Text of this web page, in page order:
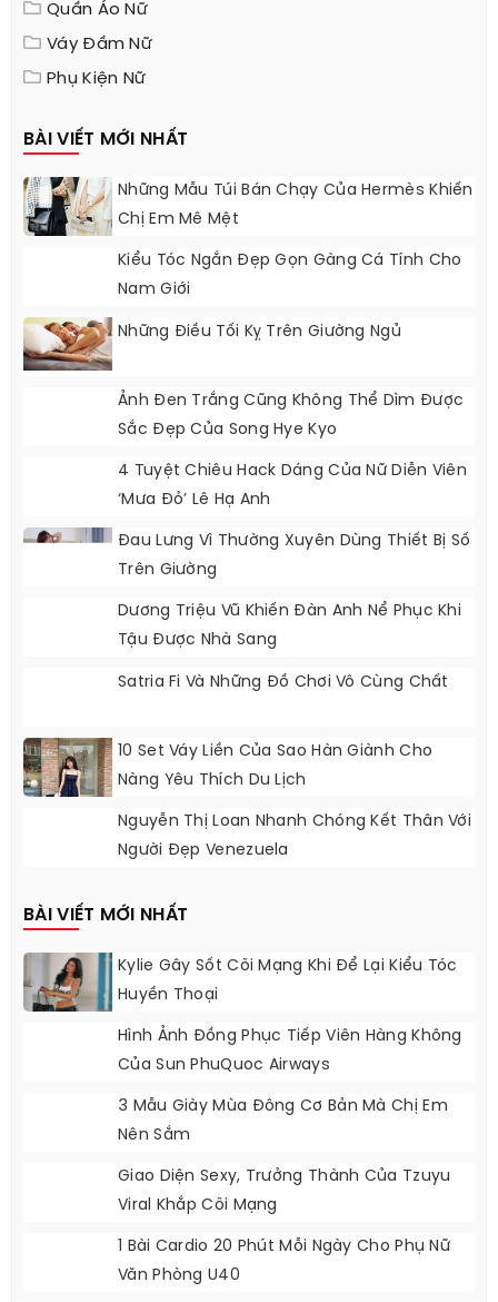
Quần Áo Nữ
Váy Đầm Nữ
Phụ Kiện Nữ
BÀI VIẾT MỚI NHẤT
Những Mẫu Túi Bán Chạy Của Hermès Khiến
Chị Em Mê Mệt
Kiểu Tóc Ngắn Đẹp Gọn Gàng Cá Tính Cho
Nam Giới
Những Điều Tối Kỵ Trên Giường Ngủ
Ảnh Đen Trắng Cũng Không Thể Dìm Được
Sắc Đẹp Của Song Hye Kyo
4 Tuyệt Chiêu Hack Dáng Của Nữ Diễn Viên
‘Mưa Đỏ’ Lê Hạ Anh
Đau Lưng Vì Thường Xuyên Dùng Thiết Bị Số
Trên Giường
Dương Triệu Vũ Khiến Đàn Anh Nể Phục Khi
Tậu Được Nhà Sang
Satria Fi Và Những Đồ Chơi Vô Cùng Chất
10 Set Váy Liền Của Sao Hàn Giành Cho
Nàng Yêu Thích Du Lịch
Nguyễn Thị Loan Nhanh Chóng Kết Thân Với
Người Đẹp Venezuela
BÀI VIẾT MỚI NHẤT
Kylie Gây Sốt Cõi Mạng Khi Để Lại Kiểu Tóc
Huyền Thoại
Hình Ảnh Đồng Phục Tiếp Viên Hàng Không
Của Sun PhuQuoc Airways
3 Mẫu Giày Mùa Đông Cơ Bản Mà Chị Em
Nên Sắm
Giao Diện Sexy, Trưởng Thành Của Tzuyu
Viral Khắp Cõi Mạng
1 Bài Cardio 20 Phút Mỗi Ngày Cho Phụ Nữ
Văn Phòng U40